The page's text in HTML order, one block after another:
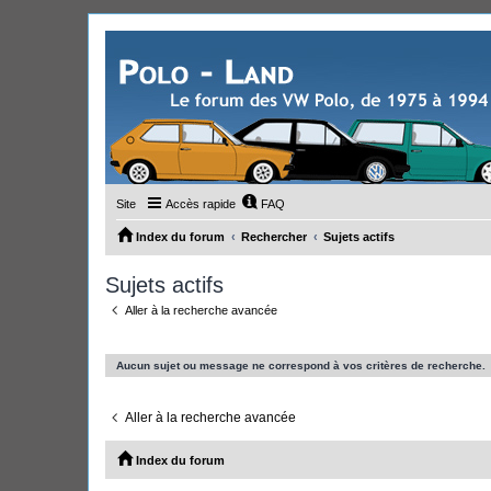
Site Accès rapide FAQ
Index du forum Rechercher Sujets actifs
Sujets actifs
Aller à la recherche avancée
Aucun sujet ou message ne correspond à vos critères de recherche.
Aller à la recherche avancée
Index du forum